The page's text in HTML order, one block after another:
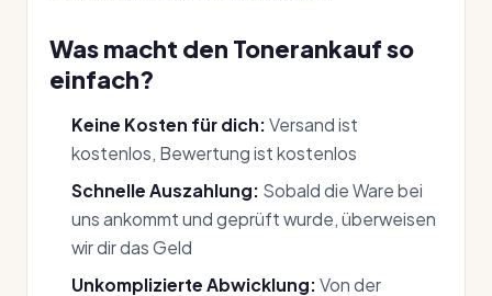
Was macht den Tonerankauf so
einfach?
Keine Kosten für dich: Versand ist
kostenlos, Bewertung ist kostenlos
Schnelle Auszahlung: Sobald die Ware bei
uns ankommt und geprüft wurde, überweisen
wir dir das Geld
Unkomplizierte Abwicklung: Von der